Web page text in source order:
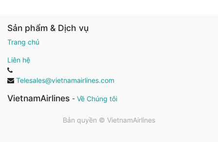
Sản phẩm & Dịch vụ
Trang chủ
Liên hệ
Telesales@vietnamairlines.com
VietnamAirlines - Về Chúng tôi
Bản quyền © VietnamAirlines